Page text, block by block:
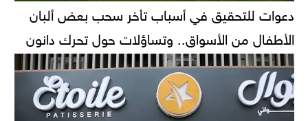
دعوات للتحقيق في أسباب تأخر سحب بعض ألبان
الأطفال من الأسواق.. وتساؤلات حول تحرك دانون